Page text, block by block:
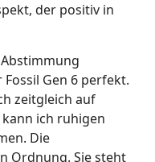
der positiv in
Gen 6 perfekt.
zeitgleich auf
ich ruhigen
Die
Ordnung. Sie steht